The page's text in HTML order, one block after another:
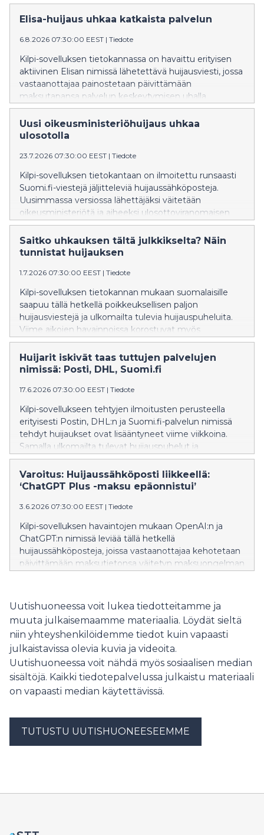
Elisa-huijaus uhkaa katkaista palvelun
6.8.2026 07:30:00 EEST | Tiedote
Kilpi-sovelluksen tietokannassa on havaittu erityisen
aktiivinen Elisan nimissä lähetettävä huijausviesti, jossa
vastaanottajaa painostetaan päivittämään
maksutapansa palvelun keskeytymisen uhalla.
Uusi oikeusministeriöhuijaus uhkaa
ulosotolla
23.7.2026 07:30:00 EEST | Tiedote
Kilpi-sovelluksen tietokantaan on ilmoitettu runsaasti
Suomi.fi-viestejä jäljitteleviä huijaussähköposteja.
Uusimmassa versiossa lähettäjäksi väitetään
oikeusministeriötä ja aiheeksi ulosottoviranomaisen
asiakirjoja. Kilpi-sovelluksen havainnoissa näkyy samaan
aikaan myös Klarna- ja DHL-huijauksia sekä
vilkastunutta huijaussoittoliikennettä ulkomailta.
Saitko uhkauksen tältä julkkikselta? Näin
tunnistat huijauksen
1.7.2026 07:30:00 EEST | Tiedote
Kilpi-sovelluksen tietokannan mukaan suomalaisille
saapuu tällä hetkellä poikkeuksellisen paljon
huijausviestejä ja ulkomailta tulevia huijauspuheluita.
Viime aikojen havainnoissa korostuvat myös
julkisuuden henkilöiden nimissä lähetetyt uhkaavat
viestit sekä viranomaisiksi naamioidut huijaukset.
Huijarit iskivät taas tuttujen palvelujen
nimissä: Posti, DHL, Suomi.fi
17.6.2026 07:30:00 EEST | Tiedote
Kilpi-sovellukseen tehtyjen ilmoitusten perusteella
erityisesti Postin, DHL:n ja Suomi.fi-palvelun nimissä
tehdyt huijaukset ovat lisääntyneet viime viikkoina.
Samalla ulkomailta tulevat huijauspuhelut ja
kotimaisista numeroista tehtävät häiritsevät
yhteydenotot kuormittavat monia suomalaisia.
Varoitus: Huijaussähköposti liikkeellä:
‘ChatGPT Plus -maksu epäonnistui’
3.6.2026 07:30:00 EEST | Tiedote
Kilpi-sovelluksen havaintojen mukaan OpenAI:n ja
ChatGPT:n nimissä leviää tällä hetkellä
huijaussähköposteja, joissa vastaanottajaa kehotetaan
päivittämään maksutietonsa väitetyn maksuongelman
teleoperaattoreiden nimissä tehdyillä huijauksilla.
Uutishuoneessa voit lukea tiedotteitamme ja
muuta julkaisemaamme materiaalia. Löydät sieltä
niin yhteyshenkilöidemme tiedot kuin vapaasti
julkaistavissa olevia kuvia ja videoita.
Uutishuoneessa voit nähdä myös sosiaalisen median
sisältöjä. Kaikki tiedotepalvelussa julkaistu materiaali
on vapaasti median käytettävissä.
TUTUSTU UUTISHUONEESEEMME